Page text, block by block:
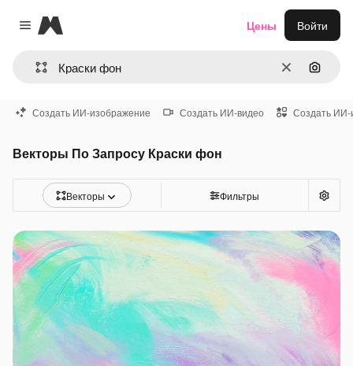
Close menu
Magnific
ОчиститьПоиск
Цены Войти
Создать ИИ-изображение Создать ИИ-видео Создать ИИ-
Векторы По Запросу Краски фон
Векторы Фильтры